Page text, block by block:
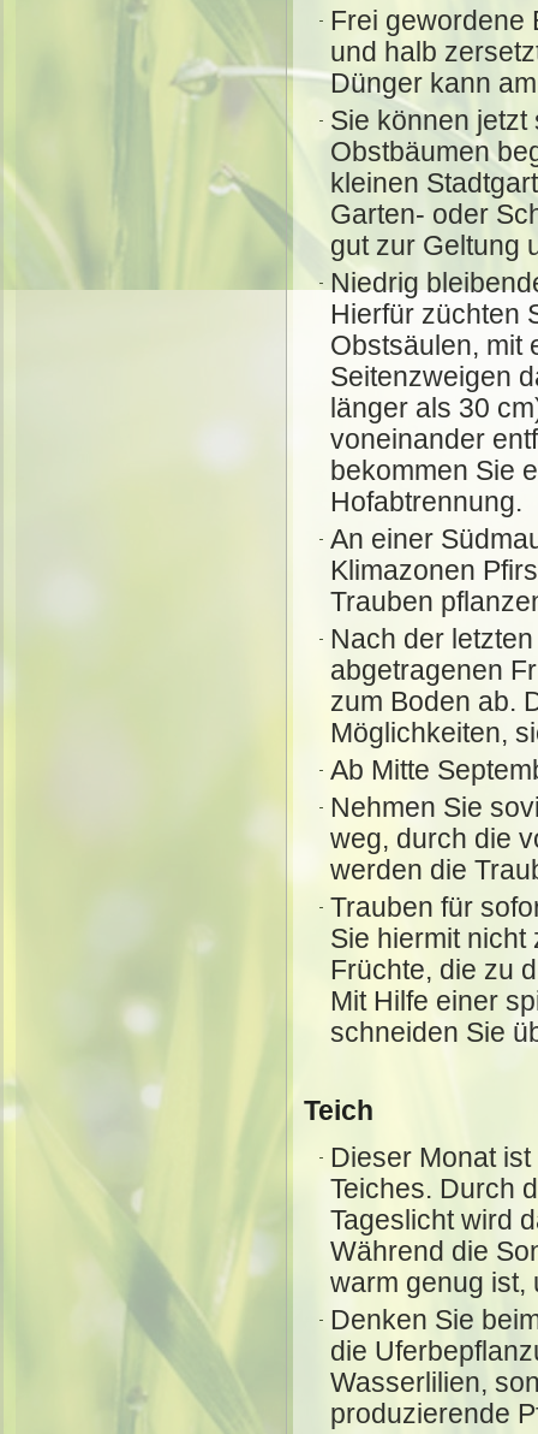
Frei gewordene
und halb
Dünger kann
Sie können
Obstbäumen
kleinen
Garten- oder
gut zur Geltung
Niedrig
Hierfür züchten
Obstsäulen, mit
Seitenzweigen
länger als 30
voneinander
bekommen Sie
Hofabtrennung.
An einer
Klimazonen
Trauben
Nach der
abgetragenen
zum Boden ab.
Möglichkeiten,
Ab Mitte
Nehmen Sie
weg, durch die
werden die
Trauben für
Sie hiermit nicht
Früchte, die zu
Mit Hilfe einer
schneiden Sie
Teich
Dieser Monat
Teiches. Durch
Tageslicht wird
Während die
warm genug ist,
Denken Sie
die
Wasserlilien,
produzierende